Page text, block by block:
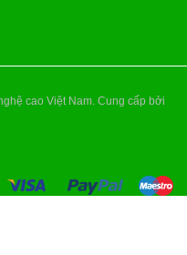
cao Việt Nam. Cung cấp bởi